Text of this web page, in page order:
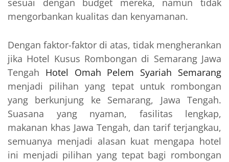
sesuai dengan budget mereka, namun tidak
mengorbankan kualitas dan kenyamanan.
Dengan faktor-faktor di atas, tidak mengherankan
jika Hotel Kusus Rombongan di Semarang Jawa
Tengah Hotel Omah Pelem Syariah Semarang
menjadi pilihan yang tepat untuk rombongan
yang berkunjung ke Semarang, Jawa Tengah.
Suasana yang nyaman, fasilitas lengkap,
makanan khas Jawa Tengah, dan tarif terjangkau,
semuanya menjadi alasan kuat mengapa hotel
ini menjadi pilihan yang tepat bagi rombongan